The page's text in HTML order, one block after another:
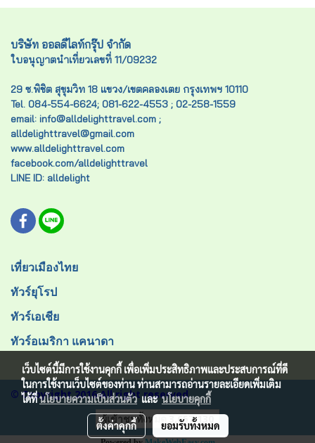
บริษัท ออลดีไลท์กรุ๊ป จำกัด
ใบอนุญาตนำเที่ยวเลขที่ 11/09232
29 ซ.พิชิต สุขุมวิท 18 แขวง/เขตคลองเตย กรุงเทพฯ 10110
Tel. 084-554-6624; 081-622-4553 ; 02-258-1559
email: info@alldelighttravel.com ;
alldelighttravel@gmail.com
www.alldelighttravel.com
facebook.com/alldelighttravel
LINE ID: alldelight
เที่ยวเมืองไทย
ทัวร์ยุโรป
ทัวร์เอเชีย
ทัวร์อเมริกา แคนาดา
© Copyright 2016 All right reserved.
ผู้เข้าชมทั้งหมด3,657,130
เว็บไซต์นี้มีการใช้งานคุกกี้ เพื่อเพิ่มประสิทธิภาพและประสบการณ์ที่ดี
ในการใช้งานเว็บไซต์ของท่าน ท่านสามารถอ่านรายละเอียดเพิ่มเติม
ได้ที่นโยบายความเป็นส่วนตัวและนโยบายคุกกี้
ตั้งค่าคุกกี้ ยอมรับทั้งหมด